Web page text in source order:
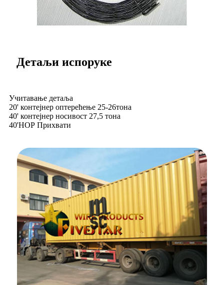
Детаљи испоруке
Учитавање детаља
20' контејнер оптерећење 25-26тона
40' контејнер носивост 27,5 тона
40'НОР Прихвати